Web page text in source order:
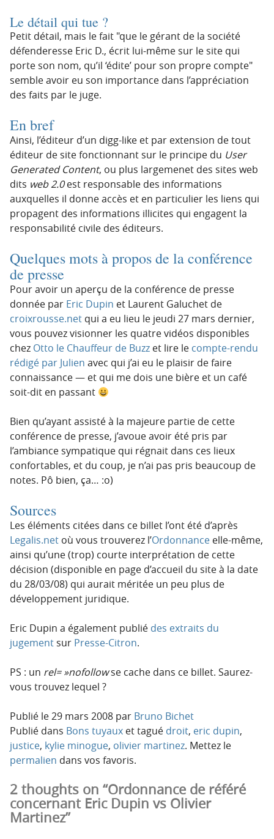
Le détail qui tue ?
Petit détail, mais le fait que le gérant de la société
défenderesse Eric D., écrit lui-même sur le site qui
porte son nom, qu’il ‘édite’ pour son propre compte
semble avoir eu son importance dans l’appréciation
des faits par le juge.
En bref
Ainsi, l’éditeur d’un digg-like et par extension de tout
éditeur de site fonctionnant sur le principe du User
Generated Content, ou plus largemenet des sites web
dits web 2.0est responsable des informations
auxquelles il donne accès et en particulier les liens qui
propagent des informations illicites qui engagent la
responsabilité civile des éditeurs.
Quelques mots à propos de la conférence
de presse
Pour avoir un aperçu de la conférence de presse
donnée par Eric Dupin et Laurent Galuchet de
croixrousse.net qui a eu lieu le jeudi 27 mars dernier,
vous pouvez visionner les quatre vidéos disponibles
chez Otto le Chauffeur de Buzz et lire le compte-rendu
rédigé par Julien avec qui j’ai eu le plaisir de faire
connaissance — et qui me dois une bière et un café
soit-dit en passant
Bien qu’ayant assisté à la majeure partie de cette
conférence de presse, j’avoue avoir été pris par
l’ambiance sympatique qui régnait dans ces lieux
confortables, et du coup, je n’ai pas pris beaucoup de
notes. Pô bien, ça… :o)
Sources
Les éléments citées dans ce billet l’ont été d’après
Legalis.net où vous trouverez l’Ordonnance elle-même,
ainsi qu’une (trop) courte interprétation de cette
décision (disponible en page d’accueil du site à la date
du 28/03/08) qui aurait méritée un peu plus de
développement juridique.
Eric Dupin a également publié des extraits du
jugement sur Presse-Citron.
PS : un rel= »nofollowse cache dans ce billet. Saurez-
vous trouvez lequel ?
Publié le29 mars 2008 par Bruno Bichet
Publié dans Bons tuyaux et tagué droit, eric dupin,
justice, kylie minogue, olivier martinez. Mettez le
permalien dans vos favoris.
2 thoughts on “Ordonnance de référé
concernant Eric Dupin vs Olivier
Martinez”